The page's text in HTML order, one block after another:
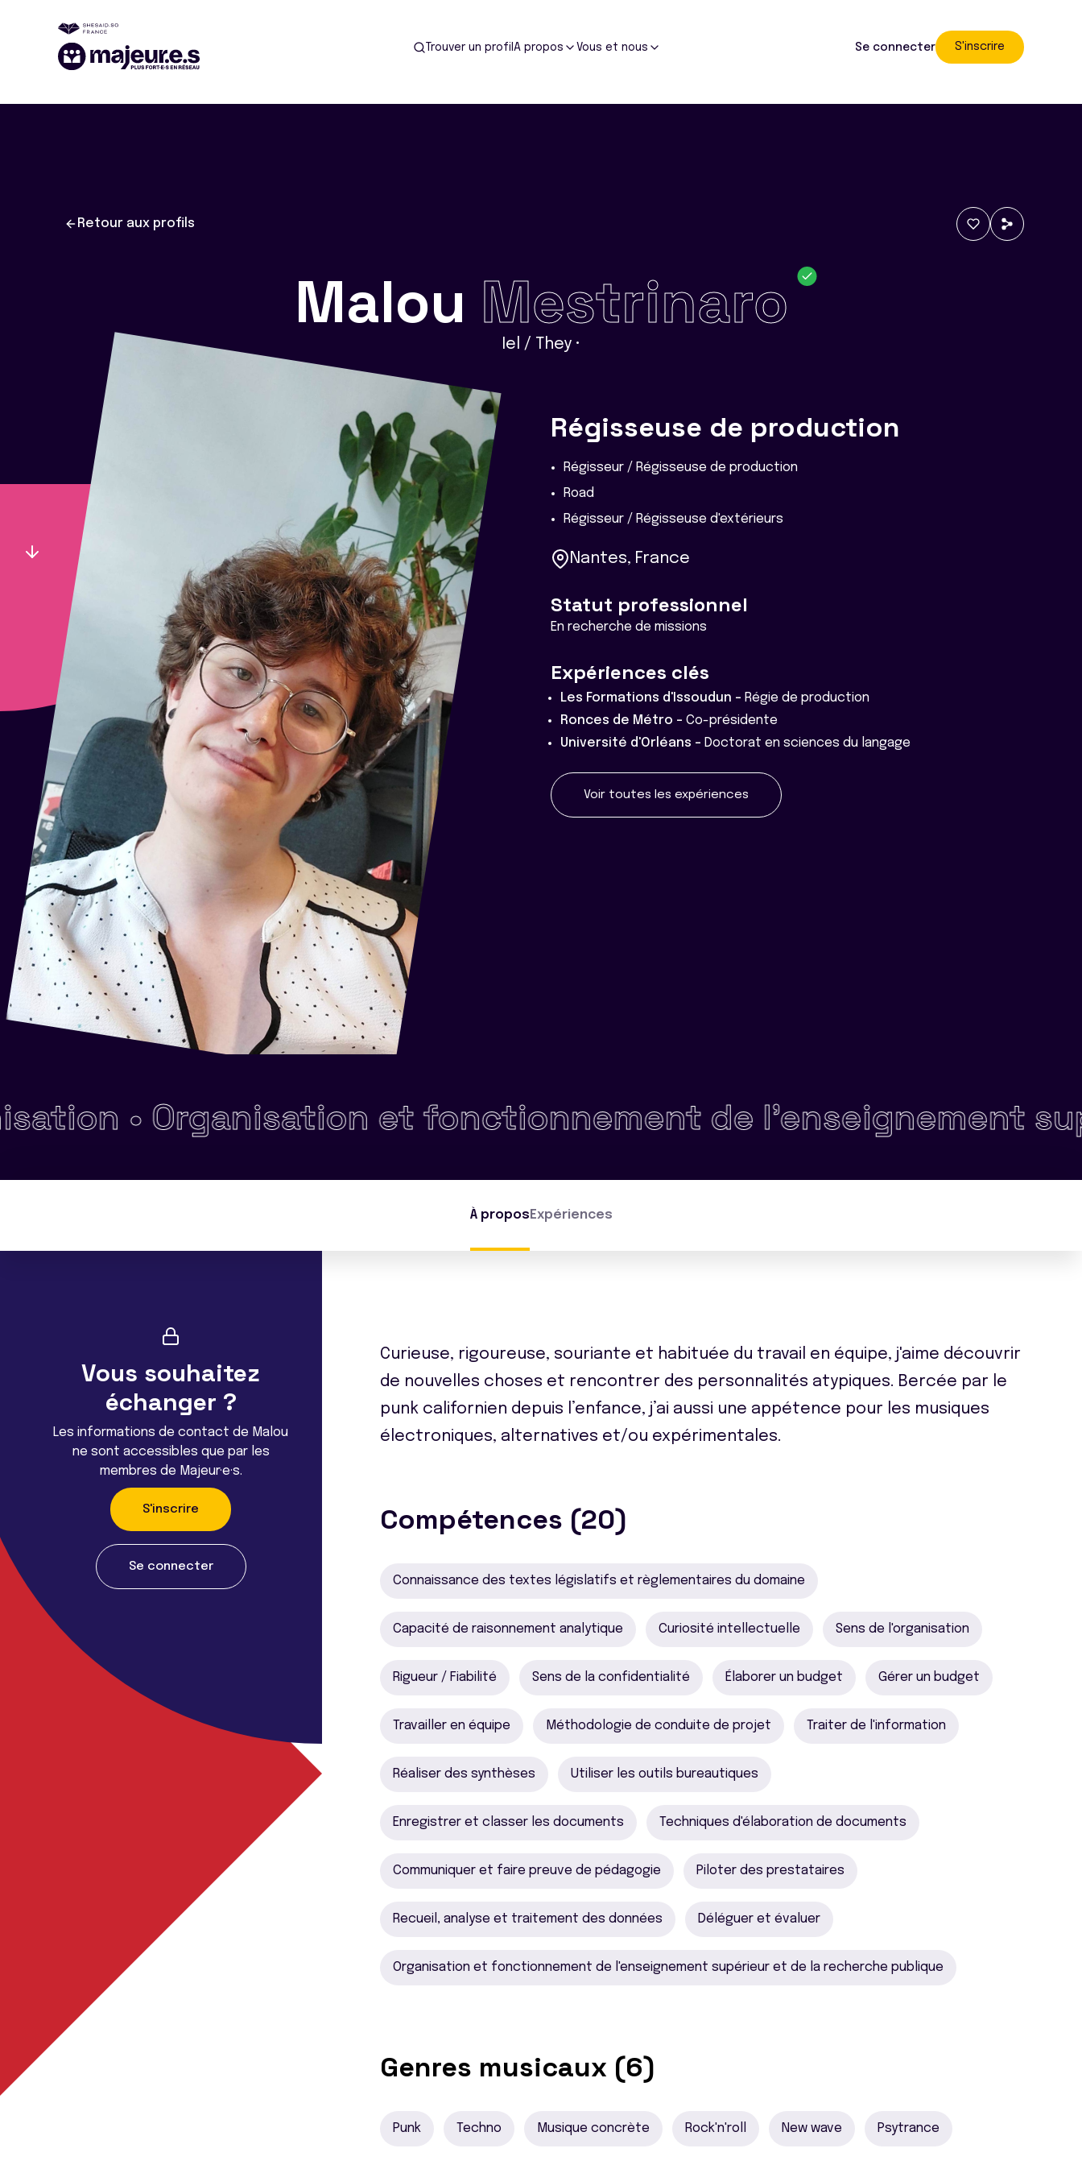
Trouver un profil A propos Vous et nous Se connecter S'inscrire
Retour aux profils
Malou Mestrinaro
Iel / They •
Régisseuse de production
Régisseur / Régisseuse de production
Road
Régisseur / Régisseuse d'extérieurs
Nantes, France
Statut professionnel
En recherche de missions
Expériences clés
Les Formations d'Issoudun - Régie de production
Ronces de Métro - Co-présidente
Université d'Orléans - Doctorat en sciences du langage
Voir toutes les expériences
Organisation et fonctionnement de l'enseignement supérieur
À propos Expériences
Vous souhaitez
échanger ?
Les informations de contact de Malou
ne sont accessibles que par les
membres de Majeur·e·s.
S'inscrire
Se connecter
Curieuse, rigoureuse, souriante et habituée du travail en équipe, j'aime découvrir
de nouvelles choses et rencontrer des personnalités atypiques. Bercée par le
punk californien depuis l’enfance, j’ai aussi une appétence pour les musiques
électroniques, alternatives et/ou expérimentales.
Compétences (20)
Connaissance des textes législatifs et règlementaires du domaine
Capacité de raisonnement analytique Curiosité intellectuelle Sens de l'organisation
Rigueur / Fiabilité Sens de la confidentialité Élaborer un budget Gérer un budget
Travailler en équipe Méthodologie de conduite de projet Traiter de l'information
Réaliser des synthèses Utiliser les outils bureautiques
Enregistrer et classer les documents Techniques d'élaboration de documents
Communiquer et faire preuve de pédagogie Piloter des prestataires
Recueil, analyse et traitement des données Déléguer et évaluer
Organisation et fonctionnement de l'enseignement supérieur et de la recherche publique
Genres musicaux (6)
Punk Techno Musique concrète Rock'n'roll New wave Psytrance